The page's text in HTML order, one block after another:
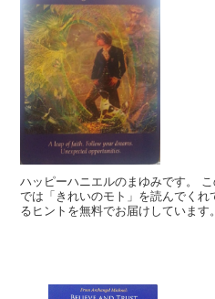
ハッピーハニエルのまゆみです。
では「きれいのモト」を読んでく
るヒントを無料でお届けしていま